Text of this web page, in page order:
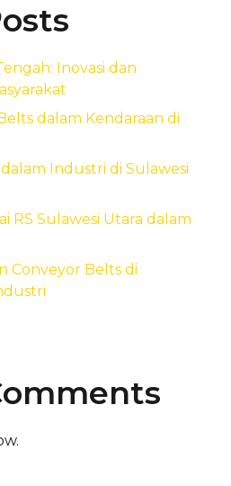
Inovasi dan
dalam Kendaraan di
Industri di Sulawesi
RS Sulawesi Utara dalam
Conveyor Belts di